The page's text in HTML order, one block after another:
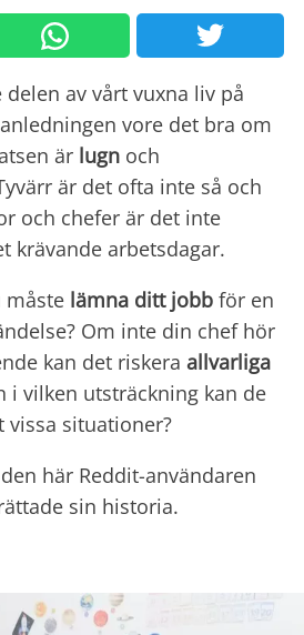
av vårt vuxna liv på
vore det bra om
är lugn och
är det ofta inte så och
och chefer är det inte
krävande arbetsdagar.
måste lämna ditt jobb för en
Om inte din chef hör
kan det riskera allvarliga
i vilken utsträckning kan de
vissa situationer?
här Reddit-användaren
sin historia.